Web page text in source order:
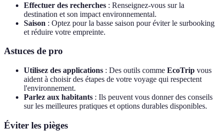
Effectuer des recherches : Renseignez-vous sur la
destination et son impact environnemental.
Saison : Optez pour la basse saison pour éviter le surbooking
et réduire votre empreinte.
Astuces de pro
Utilisez des applications : Des outils comme EcoTrip vous
aident à choisir des étapes de votre voyage qui respectent
l'environnement.
Parlez aux habitants : Ils peuvent vous donner des conseils
sur les meilleures pratiques et options durables disponibles.
Éviter les pièges